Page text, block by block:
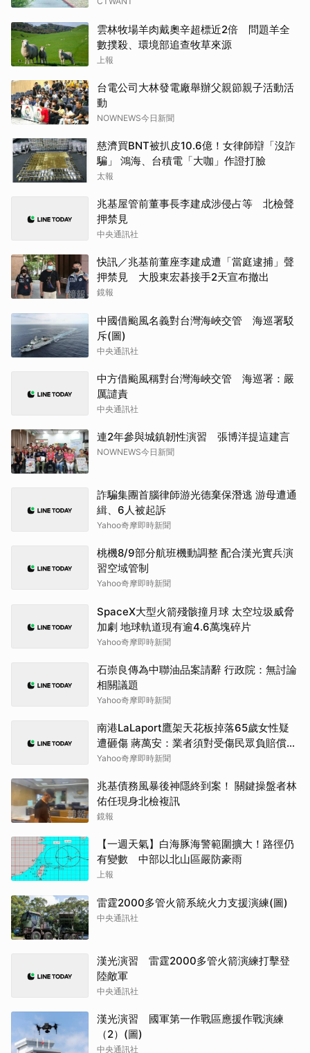
雲林牧場羊肉戴奧辛超標近2倍 問題羊全
數撲殺、環境部追查牧草來源
上報
台電公司大林發電廠舉辦父親節親子活動活
動
NOWNEWS今日新聞
慈濟買BNT被扒皮10.6億！女律師辯「沒詐
騙」 鴻海、台積電「大咖」作證打臉
太報
兆基屋管前董事長李建成涉侵占等 北檢聲
押禁見
中央通訊社
快訊／兆基前董座李建成遭「當庭逮捕」聲
押禁見 大股東宏碁接手2天宣布撤出
鏡報
中國借颱風名義對台灣海峽交管 海巡署駁
斥(圖)
中央通訊社
中方借颱風稱對台灣海峽交管 海巡署：嚴
厲譴責
中央通訊社
連2年參與城鎮韌性演習 張博洋提這建言
NOWNEWS今日新聞
詐騙集團首腦律師游光德棄保潛逃 游母遭通
緝、6人被起訴
Yahoo奇摩即時新聞
桃機8/9部分航班機動調整 配合漢光實兵演
習空域管制
Yahoo奇摩即時新聞
SpaceX大型火箭殘骸撞月球 太空垃圾威脅
加劇 地球軌道現有逾4.6萬塊碎片
Yahoo奇摩即時新聞
石崇良傳為中聯油品案請辭 行政院：無討論
相關議題
Yahoo奇摩即時新聞
南港LaLaport鷹架天花板掉落65歲女性疑
遭砸傷 蔣萬安：業者須對受傷民眾負賠償責
任
Yahoo奇摩即時新聞
兆基債務風暴後神隱終到案！ 關鍵操盤者林
佑任現身北檢複訊
鏡報
【一週天氣】白海豚海警範圍擴大！路徑仍
有變數 中部以北山區嚴防豪雨
上報
雷霆2000多管火箭系統火力支援演練(圖)
中央通訊社
漢光演習 雷霆2000多管火箭演練打擊登
陸敵軍
中央通訊社
漢光演習 國軍第一作戰區應援作戰演練
（2）(圖)
中央通訊社